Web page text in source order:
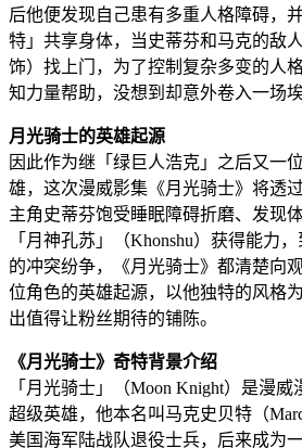
后他便发现自己患有多重人格障碍，
特」共享身体，当史蒂芬和马克的敌
饰）找上门，为了控制复杂多变的人
知力量帮助，没想到却意外卷入一场
月光骑士的英雄起源
因此作为继「绿巨人浩克」之后又一
雄，这次漫威影集《月光骑士》将透
主角史蒂芬饱受睡眠障碍折磨、发现
「月神孔苏」（Khonshu）获得能力
的冲突纷争，《月光骑士》都清楚向
位角色的英雄起源，以他独特的风格
出值得让粉丝期待的铺陈。
《月光骑士》奇特背景介绍
「月光骑士」（Moon Knight）是漫
超级英雄，他本名叫马克史贝特（
美国海军陆战队退役士兵，后来成为